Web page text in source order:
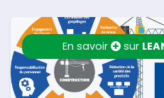
En savoir sur